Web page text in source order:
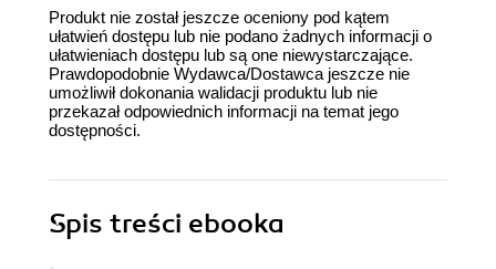
Produkt nie został jeszcze oceniony pod kątem
ułatwień dostępu lub nie podano żadnych informacji o
ułatwieniach dostępu lub są one niewystarczające.
Prawdopodobnie Wydawca/Dostawca jeszcze nie
umożliwił dokonania walidacji produktu lub nie
przekazał odpowiednich informacji na temat jego
dostępności.
Spis treści ebooka